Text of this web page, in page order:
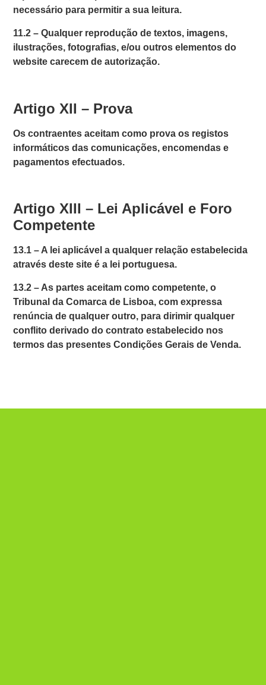
necessário para permitir a sua leitura.
11.2 – Qualquer reprodução de textos, imagens,
ilustrações, fotografias, e/ou outros elementos do
website carecem de autorização.
Artigo XII – Prova
Os contraentes aceitam como prova os registos
informáticos das comunicações, encomendas e
pagamentos efectuados.
Artigo XIII – Lei Aplicável e Foro
Competente
13.1 –A lei aplicável a qualquer relação estabelecida
através deste site é a lei portuguesa.
13.2 – As partes aceitam como competente, o
Tribunal da Comarca de Lisboa, com expressa
renúncia de qualquer outro, para dirimir qualquer
conflito derivado do contrato estabelecido nos
termos das presentes Condições Gerais de Venda.